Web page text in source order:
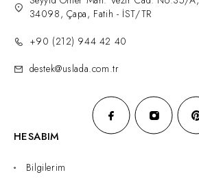
34098, Çapa, Fatih - İST/TR
+90 (212) 944 42 40
destek@uslada.com.tr
HESABIM
Bilgilerim